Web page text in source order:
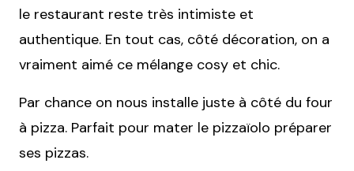
le restaurant reste très intimiste et
authentique. En tout cas, côté décoration, on a
vraiment aimé ce mélange cosy et chic.
Par chance on nous installe juste à côté du four
à pizza. Parfait pour mater le pizzaïolo préparer
ses pizzas.